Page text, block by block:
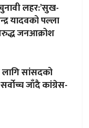
लहर:’सुख-
यादवको पल्ला
जनआक्रोश
लागि सांसदको
जाँदै कांग्रेस-